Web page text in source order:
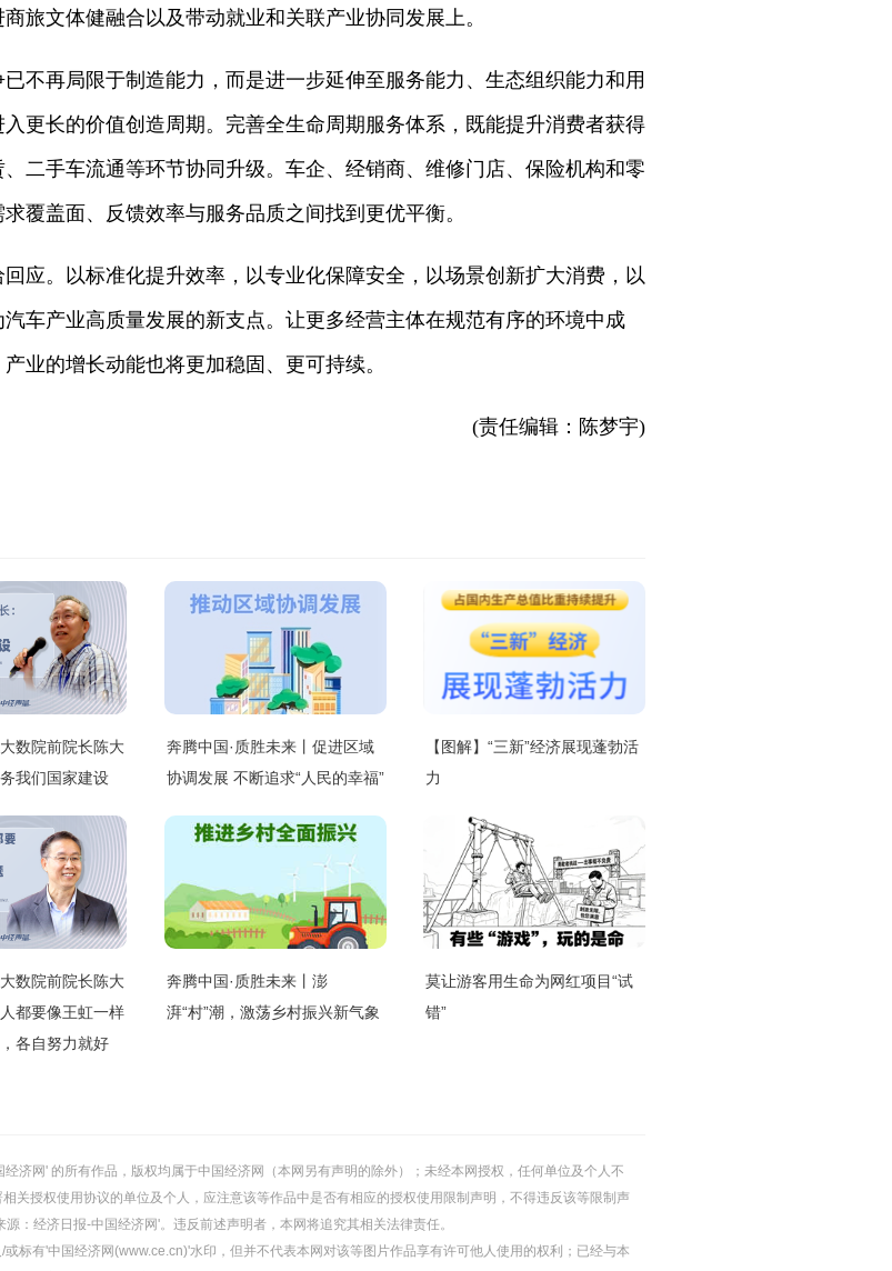
旅文体健融合以及带动就业和关联产业协同发展上。
不再局限于制造能力，而是进一步延伸至服务能力、生态组织能力和用
更长的价值创造周期。完善全生命周期服务体系，既能提升消费者获得
二手车流通等环节协同升级。车企、经销商、维修门店、保险机构和零
覆盖面、反馈效率与服务品质之间找到更优平衡。
应。以标准化提升效率，以专业化保障安全，以场景创新扩大消费，以
车产业高质量发展的新支点。让更多经营主体在规范有序的环境中成
业的增长动能也将更加稳固、更可持续。
(责任编辑：陈梦宇)
数院前院长陈大
我们国家建设
奔腾中国·质胜未来丨促进区域
协调发展 不断追求“人民的幸福”
【图解】“三新”经济展现蓬勃活
力
数院前院长陈大
都要像王虹一样
各自努力就好
奔腾中国·质胜未来丨澎
湃“村”潮，激荡乡村振兴新气象
莫让游客用生命为网红项目“试
错”
济网' 的所有作品，版权均属于中国经济网（本网另有声明的除外）；未经本网授权，任何单位及个人不
关授权使用协议的单位及个人，应注意该等作品中是否有相应的授权使用限制声明，不得违反该等限制声
：经济日报-中国经济网'。违反前述声明者，本网将追究其相关法律责任。
标有'中国经济网(www.ce.cn)'水印，但并不代表本网对该等图片作品享有许可他人使用的权利；已经与本